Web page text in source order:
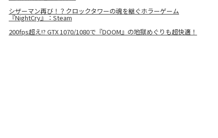
シザーマン再び！？クロックタワーの魂を継ぐホラーゲーム
『NightCry』：Steam
200fps超え!? GTX 1070/1080で『DOOM』の地獄めぐりも超快適！